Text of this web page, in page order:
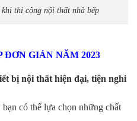
thi công nội thất nhà bếp
ĐƠN GIẢN NĂM 2023
bị nội thất hiện đại, tiện nghi
có thể lựa chọn những chất